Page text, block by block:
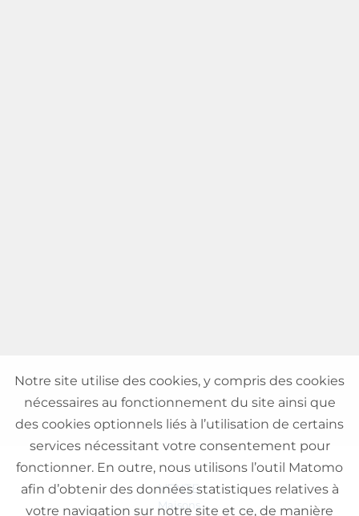
VENTE
Maisons
Notre site utilise des cookies, y compris des cookies
nécessaires au fonctionnement du site ainsi que
des cookies optionnels liés à l’utilisation de certains
services nécessitant votre consentement pour
fonctionner. En outre, nous utilisons l’outil Matomo
afin d’obtenir des données statistiques relatives à
votre navigation sur notre site et ce, de manière